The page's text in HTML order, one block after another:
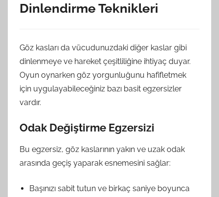
Dinlendirme Teknikleri
Göz kasları da vücudunuzdaki diğer kaslar gibi
dinlenmeye ve hareket çeşitliliğine ihtiyaç duyar.
Oyun oynarken göz yorgunluğunu hafifletmek
için uygulayabileceğiniz bazı basit egzersizler
vardır.
Odak Değiştirme Egzersizi
Bu egzersiz, göz kaslarının yakın ve uzak odak
arasında geçiş yaparak esnemesini sağlar:
Başınızı sabit tutun ve birkaç saniye boyunca